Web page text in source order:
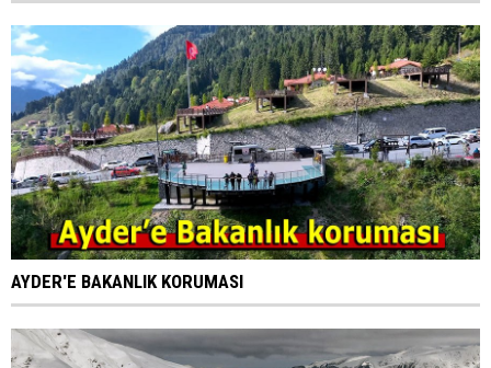
AYDER'E BAKANLIK KORUMASI